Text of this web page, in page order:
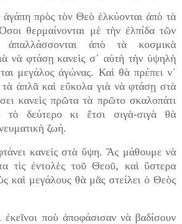
πρὸς τὸν Θεὸ ἑλκύονται ἀπὸ τὰ
θερμαίνονται μὲ τὴν ἐλπίδα τῶν
ἀπαλλάσσονται ἀπὸ τὰ κοσμικὰ
νὰ φτάσῃ κανεὶς σ᾿ αὐτὴ τὴν ὑψηλὴ
μεγάλος ἀγώνας. Καὶ θὰ πρέπει ν᾿
τὰ ἁπλᾶ καὶ εὔκολα γιὰ νὰ φτάσῃ στὰ
κανεὶς πρῶτα τὰ πρῶτο σκαλοπάτι
τὸ δεύτερο κι ἔτσι σιγὰ-σιγὰ θὰ
ζωή.
κανεὶς στὰ ὕψη. Ἂς μάθουμε νὰ
τὶς ἐντολὲς τοῦ Θεοῦ, καὶ ὕστερα
καὶ μεγάλους θὰ μᾶς στείλει ὁ Θεὸς
ἐκεῖνοι ποὺ ἀποφάσισαν νὰ βαδίσουν